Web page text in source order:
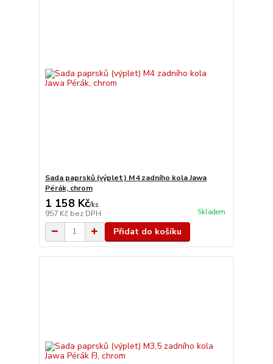
Sada paprsků (výplet) M4 zadního kola Jawa
Pérák, chrom
1 158 Kč/ks
957 Kč bez DPH Skladem
Přidat do košíku